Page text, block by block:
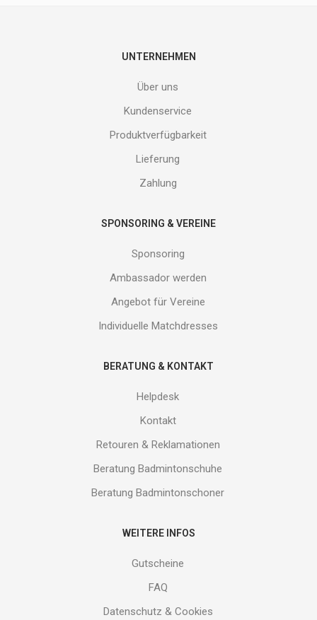
UNTERNEHMEN
Über uns
Kundenservice
Produktverfügbarkeit
Lieferung
Zahlung
SPONSORING & VEREINE
Sponsoring
Ambassador werden
Angebot für Vereine
Individuelle Matchdresses
BERATUNG & KONTAKT
Helpdesk
Kontakt
Retouren & Reklamationen
Beratung Badmintonschuhe
Beratung Badmintonschoner
WEITERE INFOS
Gutscheine
FAQ
Datenschutz & Cookies